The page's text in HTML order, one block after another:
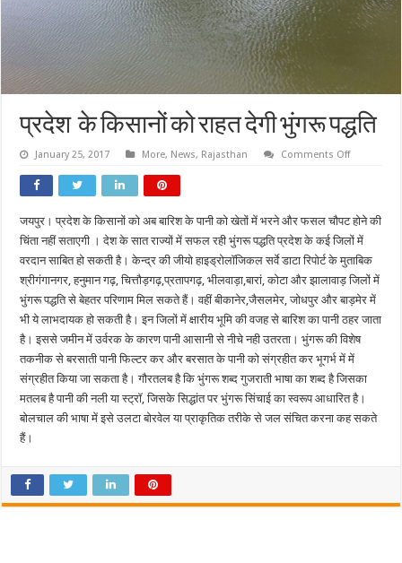
प्रदेश के किसानों को राहत देगी भुंगरू पद्धति
January 25, 2017 More, News, Rajasthan Comments Offon
राहत
देगी
भुंगरू
पद्धति
जयपुर। प्रदेश के किसानों को अब बारिश के पानी को खेतों में भरने और फसल चौपट होने की
चिंता नहीं सताएगी । देश के सात राज्यों में सफल रही भुंगरू पद्धति प्रदेश के कई जिलों में
वरदान साबित हो सकती है। केन्द्र की जीयो हाइड्रोलॉजिकल सर्वे डाटा रिपोर्ट के मुताबिक
श्रीगंगानगर, हनुमान गढ़, चित्तौड़गढ़,प्रतापगढ़, भीलवाड़ा,बारां, कोटा और झालावाड़ जिलों में
भुंगरू पद्धति से बेहतर परिणाम मिल सकते हैं। वहीं बीकानेर,जैसलमेर, जोधपुर और बाड़मेर में
भी ये लाभदायक हो सकती है। इन जिलों में क्षारीय भूमि की वजह से बारिश का पानी ठहर जाता
है। इससे जमीन में उर्वरक के कारण पानी आसानी से नीचे नही उतरता। भुंगरू की विशेष
तकनीक से बरसाती पानी फिल्टर कर और बरसात के पानी को संग्रहीत कर भूगर्भ में में
संग्रहीत किया जा सकता है। गौरतलब है कि भुंगरू शब्द गुजराती भाषा का शब्द है जिसका
मतलब है पानी की नली या स्ट्रॉ, जिसके सिद्धांत पर भुंगरू सिंचाई का स्वरूप आधारित है।
बोलचाल की भाषा में इसे उलटा बोरवेल या प्राकृतिक तरीके से जल संचित करना कह सकते
हैं।